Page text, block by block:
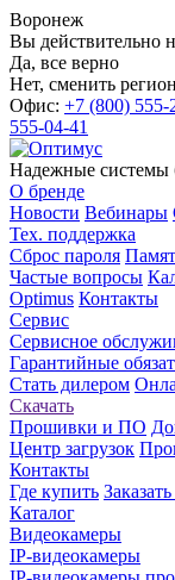
Воронеж
Вы действительно
Да, все верно
Нет, сменить регион
Офис: +7 (800) 555-
555-04-41
Надежные системы
О бренде
Новости Вебинары
Тех. поддержка
Сброс пароля
Частые вопросы
Optimus Контакты
Сервис
Сервисное
Гарантийные
Стать дилером
Скачать
Прошивки и ПО
Центр загрузок
Контакты
Где купить
Каталог
Видеокамеры
IP-видеокамеры